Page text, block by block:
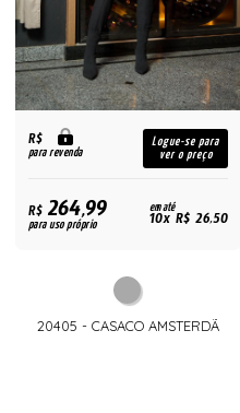
R$
para revenda
Logue-se para
ver o preço
R$264,99
para uso próprio
em até
10x R$ 26,50
20405 - CASACO AMSTERDÃ